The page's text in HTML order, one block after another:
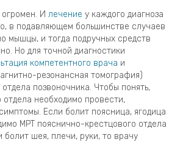
И лечение у каждого диагноза
в подавляющем большинстве случаев
мышцы, и тогда подручных средств
Но для точной диагностики
компетентного врача и
резонансная томография)
позвоночника. Чтобы понять,
отдела необходимо провести,
Если болит поясница, ягодица
МРТ пояснично-крестцового отдела
болит шея, плечи, руки, то врачу